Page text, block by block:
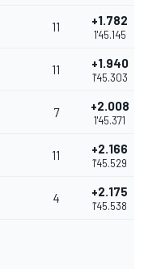
11 +1.782
1'45.145
11 +1.940
1'45.303
7 +2.008
1'45.371
11 +2.166
1'45.529
4 +2.175
1'45.538